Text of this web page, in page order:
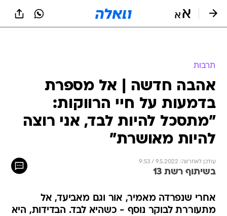
תרבות
אהבה חדשה | אל מספרת
בדמעות על חיי הרווקות:
"מתסכל להיות לבד, אני רוצה
להיות מאושרת"
עודכן לאחרונה: 9.5.2022 / 9:53
בשיתוף רשת 13
אחרי שנפרדה מאמיר, אור וגם מאביעד, אל
מתעוררת לבוקר נוסף - כשהיא לבד. הבדידות, היא